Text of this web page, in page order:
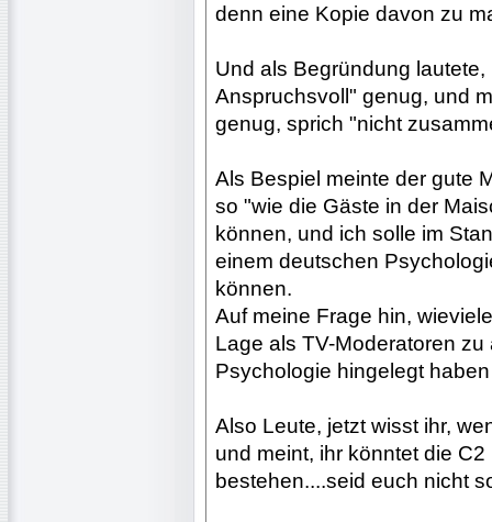
denn eine Kopie davon zu
Und als Begründung
Anspruchsvoll" genug, und
genug, sprich "nicht
Als Bespiel meinte der gute
so "wie die Gäste in der
können, und ich solle im
einem deutschen
können.
Auf meine Frage hin,
Lage als TV-Moderatoren
Psychologie hingelegt
Also Leute, jetzt wisst ihr,
und meint, ihr könntet die
bestehen....seid euch nicht